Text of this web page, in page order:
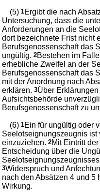
(5)1Ergibt die nach
Untersuchung, dass die
Anforderungen an die
dort bezeichnete Frist nicht
Berufsgenossenschaft das
ungültig.2Bestehen im
erhebliche Zweifel an der
Berufsgenossenschaft das
mit der Anordnung nach
erklären.3Über
Aufsichtsbehörde
Berufsgenossenschaft zu
(6)1Ein für ungültig oder
Seelotseignungszeugnis
einzuziehen.2Mit Eintritt
Entscheidung über die
3Widerspruch und
nach den Absätzen 4 und
Wirkung.